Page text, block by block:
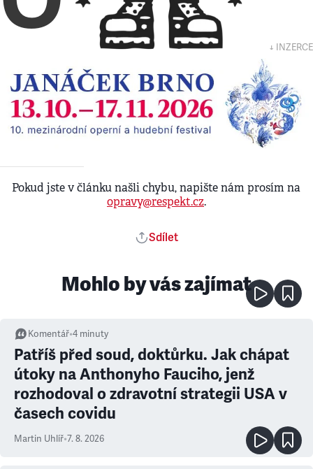
↓ INZERCE
Pokud jste v článku našli chybu, napište nám prosím na
opravy@respekt.cz.
Sdílet
Mohlo by vás zajímat
Komentář•4 minuty
Patříš před soud, doktůrku. Jak chápat
útoky na Anthonyho Fauciho, jenž
rozhodoval o zdravotní strategii USA v
časech covidu
Martin Uhlíř•7. 8. 2026